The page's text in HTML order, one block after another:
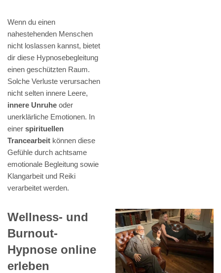
Wenn du einen
nahestehenden Menschen
nicht loslassen kannst, bietet
dir diese Hypnosebegleitung
einen geschützten Raum.
Solche Verluste verursachen
nicht selten innere Leere,
innere Unruhe oder
unerklärliche Emotionen. In
einer spirituellen
Trancearbeit können diese
Gefühle durch achtsame
emotionale Begleitung sowie
Klangarbeit und Reiki
verarbeitet werden.
Wellness- und
Burnout-
Hypnose online
erleben